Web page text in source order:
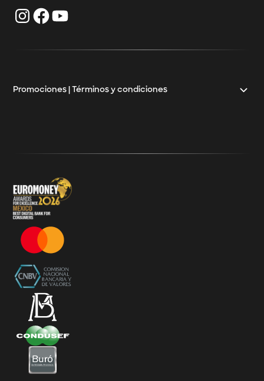
Inversiones empresariales
Préstamos para negocios
Klar Empresarial CAT
Promociones | Términos y condiciones
Términos y Condiciones - SplitK Tarjeta de Crédito No
Términos y Condiciones – Acceso a Klar Plus sin costo
Términos y Condiciones – 20% Cashback en
supermercados participantes
Términos y Condiciones Juegos de Mexico 2026
Términos y Condiciones - Amazon Prime Day 2026
Términos y Condiciones – Diferimiento de Compras
con 0% de Interés Desde App
Términos y Condiciones de Beneficios Uber Card
Powered by Klar
Klarfest - Mayo 2026
Klarfest - Día de las Madres 2026
Compra Mínima Klar Plus - SplitK 0% - Cashback
Starbucks 50% - Cashback 20% Décima Compra
Términos y Condiciones - Cashback Primera Compra
en Apple Pay
Términos y Condiciones - Mastercard te lleva a la